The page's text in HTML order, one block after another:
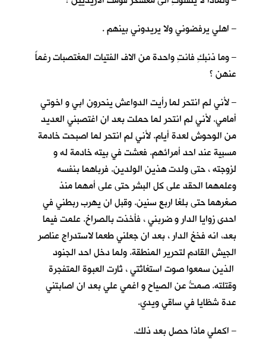
– اهلي يرفضوني ولا يريدوني بينهم .
– وما ذنبكِ فانتِ واحدة من الاف الفتيات المغتصبات رغماً
عنهن ؟
– لأني لم انتحر لما رأيت الدواعش ينحرون ابي و اخوتي
أمامي. لأني لم انتحر لما حملت بعد ان اغتصبني العديد
من الوحوش لعدة أيام. لأني لم انتحر لما اصبحت خادمة
مسبية عند احد أمرائهم. فعشت في بيته خادمة له و
لزوجته ، حتى ولدت هذين الولدين. فرباهما بنفسه
وعلمهما الحقد على كل البشر حتى على أمهما منذ
صغرهما حتى بلغا اربع سنين. وقبل ان يهرب ربطني في
احدى زوايا الدار و ضربني ، فأخذت بالصراخ. علمت فيما
بعد، انه فخخ الدار ، بعد ان جعلني طعما لاستدراج عناصر
الجيش القادم لتحرير المنطقة. ولما دخل احد الجنود
الذين سمعوا صوت استغاثتي ، ثارت العبوة المتفجرة
وقتلته. صمتُّ عن الصياح و اغمي علي بعد ان اصابتني
عدة شظايا في ساقي ويدي.
– اكملي ماذا حصل بعد ذلك.